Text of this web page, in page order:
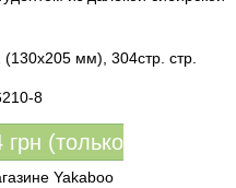
мм), 304стр. стр.
8
грн (только
Yakaboo